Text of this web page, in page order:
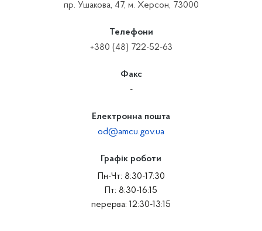
пр. Ушакова, 47, м. Херсон, 73000
Телефони
+380 (48) 722-52-63
Факс
-
Електронна пошта
od@amcu.gov.ua
Графік роботи
Пн-Чт: 8:30-17:30
Пт: 8:30-16:15
перерва: 12:30-13:15